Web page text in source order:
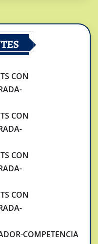
CON
CON
CON
CON
COMPETENCIA